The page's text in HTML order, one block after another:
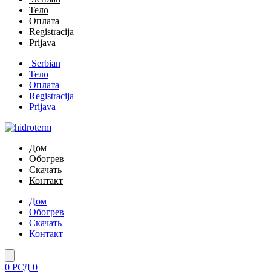
Тело
Оплата
Registracija
Prijava
Serbian
Тело
Оплата
Registracija
Prijava
Дом
Обогрев
Скачать
Контакт
Дом
Обогрев
Скачать
Контакт
0 РСД 0